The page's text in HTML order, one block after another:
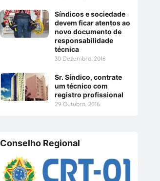
Síndicos e sociedade
devem ficar atentos ao
novo documento de
responsabilidade
técnica
30 Dezembro, 2018
Sr. Síndico, contrate
um técnico com
registro profissional
29 Outubro, 2016
Conselho Regional